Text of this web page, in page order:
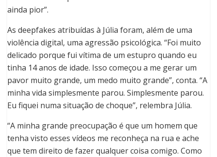
ainda pior”.
As deepfakes atribuídas à Júlia foram, além de uma
violência digital, uma agressão psicológica. “Foi muito
delicado porque fui vítima de um estupro quando eu
tinha 14 anos de idade. Isso começou a me gerar um
pavor muito grande, um medo muito grande”, conta. “A
minha vida simplesmente parou. Simplesmente parou.
Eu fiquei numa situação de choque”, relembra Júlia.
“A minha grande preocupação é que um homem que
tenha visto esses vídeos me reconheça na rua e ache
que tem direito de fazer qualquer coisa comigo. Como